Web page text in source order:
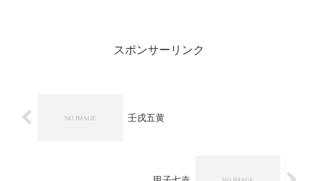
スポンサーリンク
壬戌五黄